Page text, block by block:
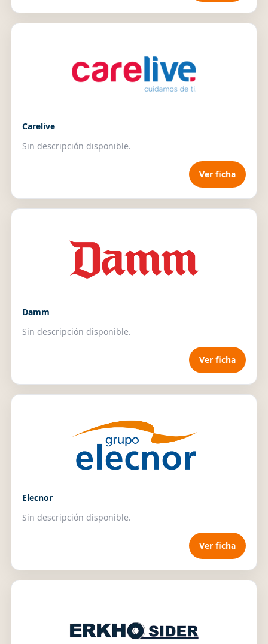
Carelive
Sin descripción disponible.
Ver ficha
Damm
Sin descripción disponible.
Ver ficha
Elecnor
Sin descripción disponible.
Ver ficha